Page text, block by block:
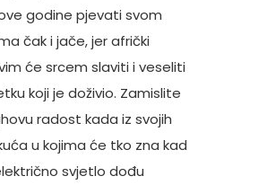
godine pjevati svom
čak i jače, jer afrički
će srcem slaviti i veseliti
koji je doživio. Zamislite
radost kada iz svojih
u kojima će tko zna kad
svjetlo dođu